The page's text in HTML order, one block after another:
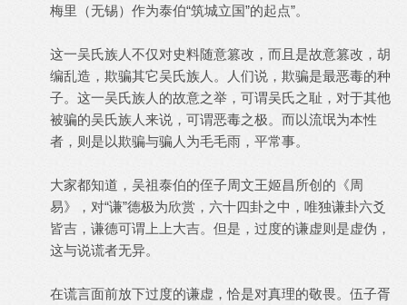
梅里（无锡）作为泰伯“筑城立国”的起点”。
这一吴氏族人不仅对史料随意篡改，而且是故意篡改，胡
编乱造，欺骗其它吴氏族人。人们说，欺骗是最恶毒的种
子。这一吴氏族人的故意之举，可谓吴氏之耻，对于其他
被骗的吴氏族人来说，可谓恶毒之极。而以流氓为本性
者，则是以欺骗与骗人为毛毛雨，平常事。
大家都知道，吴祖泰伯的侄子周文王姬昌所创的《周
易》，对“谦”德极为欣赏，六十四卦之中，唯独谦卦六爻
皆吉，谦德可谓上上大吉。但是，过度的谦虚则是虚伪，
这与说谎者无异。
在谎言面前放下过度的谦虚，恰是对真理的敬畏。伍子胥